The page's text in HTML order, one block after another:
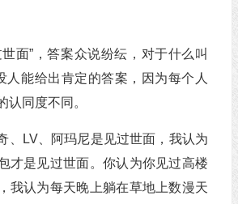
世面”，答案众说纷纭，对于什么叫
人能给出肯定的答案，因为每个人
认同度不同。
、LV、阿玛尼是见过世面，我认为
才是见过世面。你认为你见过高楼
我认为每天晚上躺在草地上数漫天